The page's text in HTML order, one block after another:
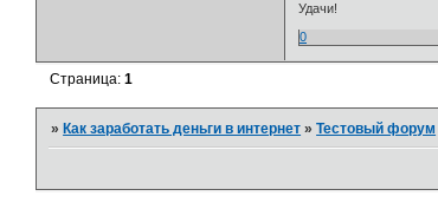
Удачи!
0
Страница:1
»Как заработать деньги в интернет »Тестовый форум